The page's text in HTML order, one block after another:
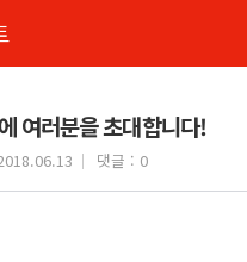
여러분을 초대합니다!
댓글 : 0